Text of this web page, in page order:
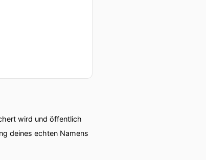
wird und öffentlich
deines echten Namens